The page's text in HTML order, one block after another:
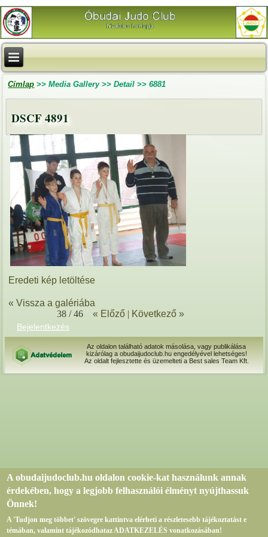
Címlap >>Media Gallery>>Detail >>6881
DSCF 4891
Eredeti kép letöltése
« Vissza a galériába
38 / 46
« Előző| Következő »
Bejelentkezés
Az oldalon található adatok másolása, vagy publikálása
kizárólag a obudaijudoclub.hu engedélyével lehetséges!
Az oldalt fejlesztette és üzemelteti a Best sales Team Kft.
A obudaijudoclub.hu oldalon cookie-kat használunk annak
érdekében, hogy a legjobb felhasználói élményt nyújthassuk
Önnek!
A 'Tudjon meg többet' szövegre kattintva elérheti a részletesebb tájékoztatást e
témában, valamint tájékozódhataz ADATKEZELÉS vonatkozásában!